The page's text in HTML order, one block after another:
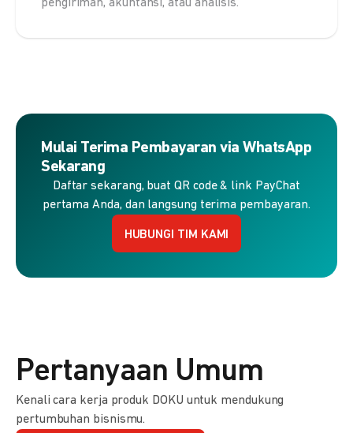
pengiriman, akuntansi, atau analisis.
Mulai Terima Pembayaran via WhatsApp
Sekarang
Daftar sekarang, buat QR code & link PayChat
pertama Anda, dan langsung terima pembayaran.
HUBUNGI TIM KAMI
Pertanyaan Umum
Kenali cara kerja produk DOKU untuk mendukung
pertumbuhan bisnismu.